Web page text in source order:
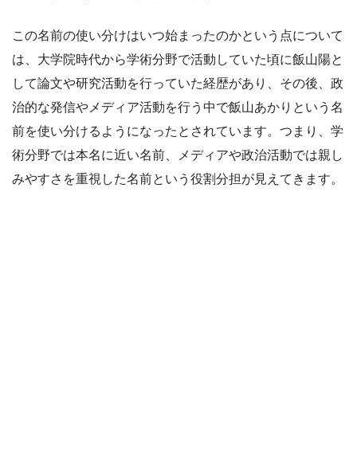
この名前の使い分けはいつ始まったのかという点について
は、大学院時代から学術分野で活動していた頃に飯山陽と
して論文や研究活動を行っていた経歴があり、その後、政
治的な発信やメディア活動を行う中で飯山あかりという名
前を使い分けるようになったとされています。つまり、学
術分野では本名に近い名前、メディアや政治活動では親し
みやすさを重視した名前という役割分担が見えてきます。